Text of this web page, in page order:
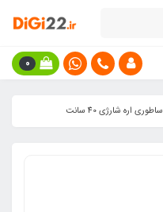
0
ساطوری اره شارژی 40 سانت